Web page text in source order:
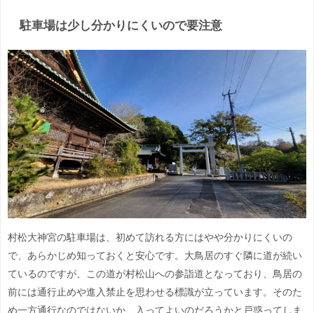
駐車場は少し分かりにくいので要注意
村松大神宮の駐車場は、初めて訪れる方にはやや分かりにくいの
で、あらかじめ知っておくと安心です。大鳥居のすぐ隣に道が続い
ているのですが、この道が村松山への参詣道となっており、鳥居の
前には通行止めや進入禁止を思わせる標識が立っています。そのた
め一方通行なのではないか、入ってよいのだろうかと戸惑ってしま